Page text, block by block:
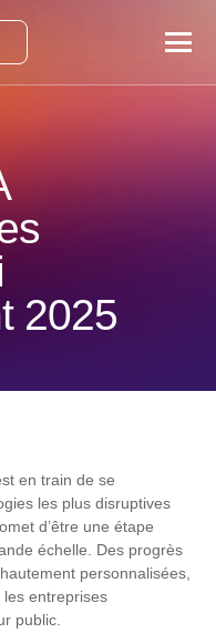
2025
en train de se
les plus disruptives
d’être une étape
échelle. Des progrès
personnalisées,
entreprises
public.